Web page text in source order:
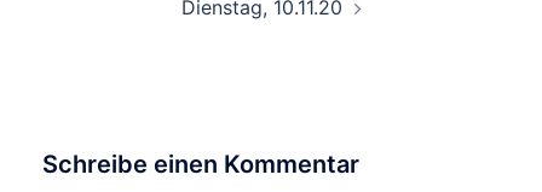
Dienstag, 10.11.20
Schreibe einen Kommentar